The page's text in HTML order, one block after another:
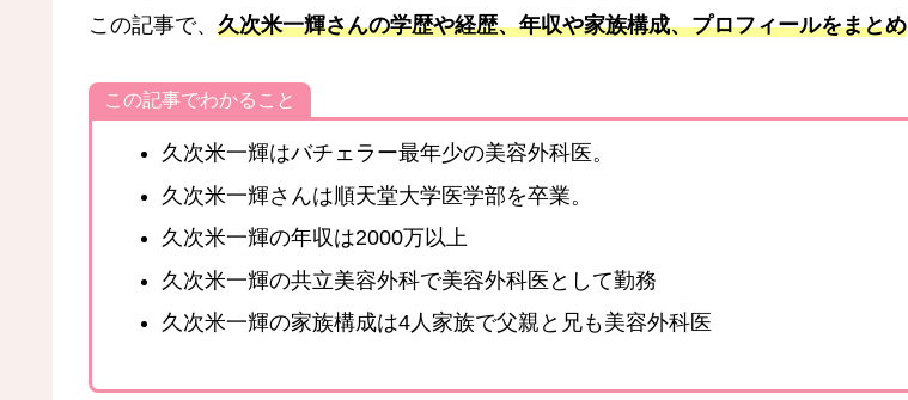
この記事で、 久次米一輝さんの学歴や経歴、年収や家族構成、プロフィールをまとめ
この記事でわかること
久次米一輝はバチェラー最年少の美容外科医。
久次米一輝さんは順天堂大学医学部を卒業。
久次米一輝の年収は2000万以上
久次米一輝の共立美容外科で美容外科医として勤務
久次米一輝の家族構成は4人家族で父親と兄も美容外科医